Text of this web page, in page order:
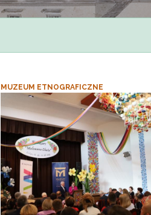
MUZEUM ETNOGRAFICZNE